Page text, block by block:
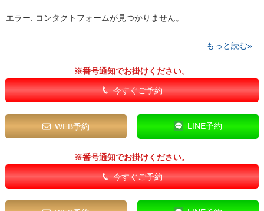
エラー: コンタクトフォームが見つかりません。
もっと読む»
※番号通知でお掛けください。
今すぐご予約
WEB予約 LINE予約
※番号通知でお掛けください。
今すぐご予約